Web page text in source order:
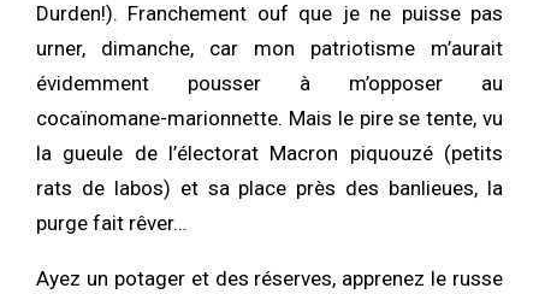
Durden!). Franchement ouf que je ne puisse pas
urner, dimanche, car mon patriotisme m’aurait
évidemment pousser à m’opposer au
cocaïnomane-marionnette. Mais le pire se tente, vu
la gueule de l’électorat Macron piquouzé (petits
rats de labos) et sa place près des banlieues, la
purge fait rêver…
Ayez un potager et des réserves, apprenez le russe